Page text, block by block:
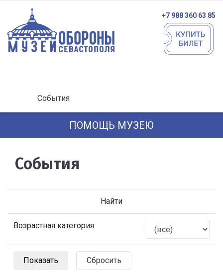
+7 988 360 63 85
События
ПОМОЩЬ МУЗЕЮ
События
Найти
Возрастная категория:
Сбросить